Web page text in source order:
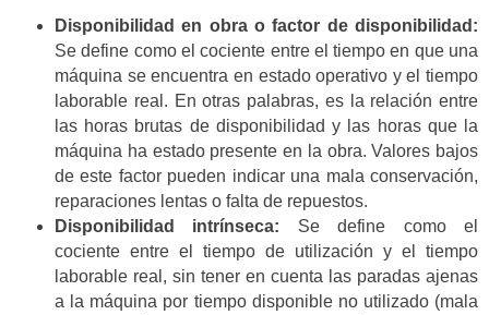
Disponibilidad en obra o factor de disponibilidad:
Se define como el cociente entre el tiempo en que una
máquina se encuentra en estado operativo y el tiempo
laborable real. En otras palabras, es la relación entre
las horas brutas de disponibilidad y las horas que la
máquina ha estado presente en la obra. Valores bajos
de este factor pueden indicar una mala conservación,
reparaciones lentas o falta de repuestos.
Disponibilidad intrínseca: Se define como el
cociente entre el tiempo de utilización y el tiempo
laborable real, sin tener en cuenta las paradas ajenas
a la máquina por tiempo disponible no utilizado (mala